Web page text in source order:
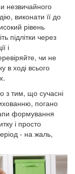
незвичайного
виконати її до
рівень
підлітки через
і
чи не
в ході всього
з тим, що сучасні
погано
формування
і просто
- на жаль,